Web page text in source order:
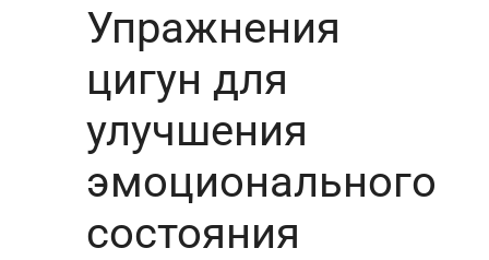
Упражнения
цигун для
улучшения
эмоционального
состояния